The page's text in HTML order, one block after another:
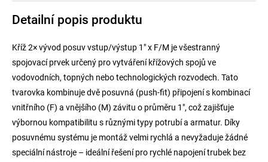
Detailní popis produktu
Kříž 2× vývod posuv vstup/výstup 1" x F/M je všestranný
spojovací prvek určený pro vytváření křížových spojů ve
vodovodních, topných nebo technologických rozvodech. Tato
tvarovka kombinuje dvě posuvná (push-fit) připojení s kombinací
vnitřního (F) a vnějšího (M) závitu o průměru 1", což zajišťuje
výbornou kompatibilitu s různými typy potrubí a armatur. Díky
posuvnému systému je montáž velmi rychlá a nevyžaduje žádné
speciální nástroje – ideální řešení pro rychlé napojení trubek bez